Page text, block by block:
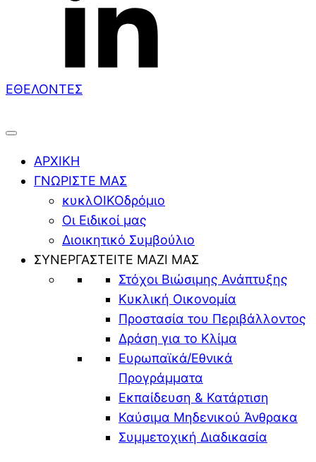
ΕΘΕΛΟΝΤΕΣ
ΑΡΧΙΚΗ
ΓΝΩΡΙΣΤΕ ΜΑΣ
κυκλΟΙΚΟδρόμιο
Οι Ειδικοί μας
Διοικητικό Συμβούλιο
ΣΥΝΕΡΓΑΣΤΕΙΤΕ ΜΑΖΙ ΜΑΣ
Στόχοι Βιώσιμης Ανάπτυξης
Κυκλική Οικονομία
Προστασία του Περιβάλλοντος
Δράση για το Κλίμα
Ευρωπαϊκά/Εθνικά
Προγράμματα
Εκπαίδευση & Κατάρτιση
Καύσιμα Μηδενικού Άνθρακα
Συμμετοχική Διαδικασία